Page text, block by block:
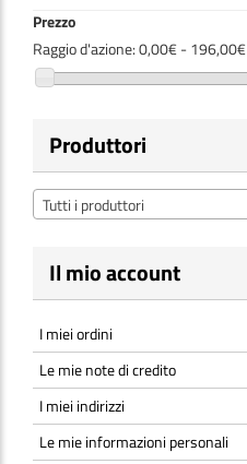
Prezzo
Raggio d'azione:0,00€ - 196,00€
Produttori
Tutti i produttori
Il mio account
I miei ordini
Le mie note di credito
I miei indirizzi
Le mie informazioni personali